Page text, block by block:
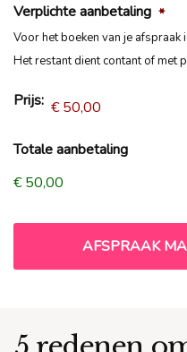
Verplichte aanbetaling *
Voor het boeken van je
Het restant dient contant of met
Prijs:
Totale aanbetaling
€ 50,00